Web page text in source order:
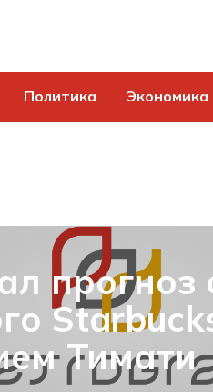
Политика Экономика
Тимати